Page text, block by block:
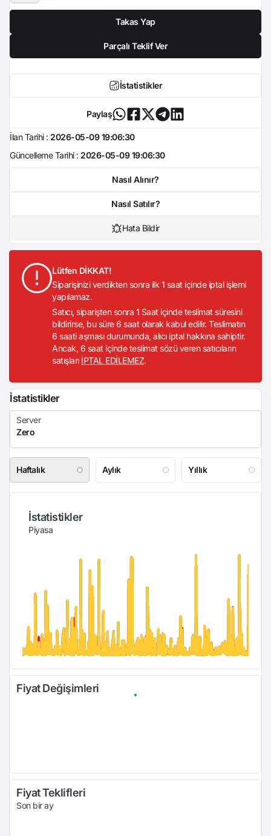
Takas Yap
Parçalı Teklif Ver
İstatistikler
Paylaş
İlan Tarihi : 2026-05-09 19:06:30
Güncelleme Tarihi : 2026-05-09 19:06:30
Nasıl Alınır?
Nasıl Satılır?
Hata Bildir
Lütfen DİKKAT!
Siparişinizi verdikten sonra ilk 1 saat içinde iptal işlemi
yapılamaz.
Satıcı, siparişten sonra 1 Saat içinde teslimat süresini
bildirirse, bu süre 6 saat olarak kabul edilir. Teslimatın
6 saati aşması durumunda, alıcı iptal hakkına sahiptir.
Ancak, 6 saat içinde teslimat sözü veren satıcıların
satışları İPTAL EDİLEMEZ.
İstatistikler
Haftalık Aylık Yıllık
İstatistikler
Piyasa
Fiyat Değişimleri
Fiyat Teklifleri
Son bir ay